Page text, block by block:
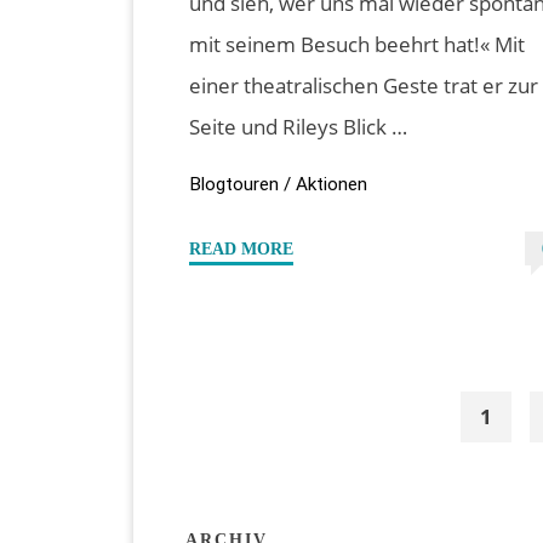
mit seinem Besuch beehrt hat!« Mit
einer theatralischen Geste trat er zur
Seite und Rileys Blick …
Blogtouren / Aktionen
READ MORE"#Specialdays
1